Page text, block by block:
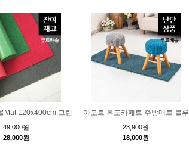
Mat 120x400cm 그린
49,000원
28,000원
아모르 복도카페트 주방매트 블루
23,900원
18,000원